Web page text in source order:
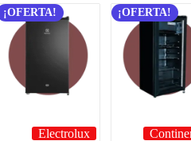
¡OFERTA!
Electrolux
¡OFERTA!